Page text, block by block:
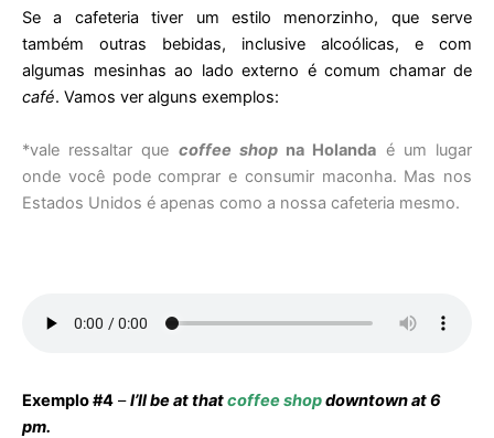
Se a cafeteria tiver um estilo menorzinho, que serve
também outras bebidas, inclusive alcoólicas, e com
algumas mesinhas ao lado externo é comum chamar de
café. Vamos ver alguns exemplos:
*vale ressaltar que coffee shopna Holanda é um lugar
onde você pode comprar e consumir maconha. Mas nos
Estados Unidos é apenas como a nossa cafeteria mesmo.
Exemplo #4 –I’ll be at thatcoffee shopdowntown at 6
pm.